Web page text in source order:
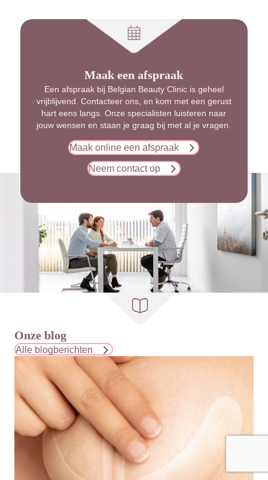
Maak een afspraak
Een afspraak bij Belgian Beauty Clinic is geheel
vrijblijvend. Contacteer ons, en kom met een gerust
hart eens langs. Onze specialisten luisteren naar
jouw wensen en staan je graag bij met al je vragen.
Maak online een afspraak
Neem contact op
Onze blog
Alle blogberichten